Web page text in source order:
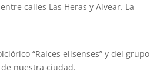
calles Las Heras y Alvear. La
“Raíces elisenses” y del grupo
nuestra ciudad.